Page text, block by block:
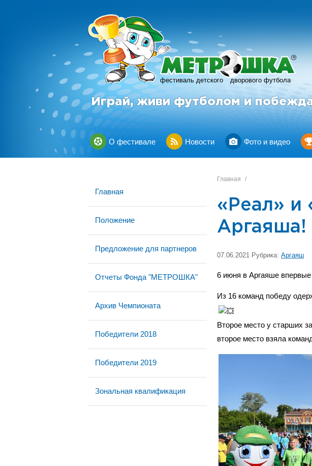
фестиваль детского дворового футбола
R
Играй, живи футболом и
О фестивале Новости Фото и видео
Главная
Положение
Предложение для партнеров
Отчеты Фонда "МЕТРОШКА"
Архив Чемпионата
Победители 2018
Победители 2019
Зональная квалификация
Главная /
«Реал» и
Аргаяша!
07.06.2021 Рубрика: Аргаяш
6 июня в Аргаяше
Из 16 команд победу
Второе место у старших
второе место взяла